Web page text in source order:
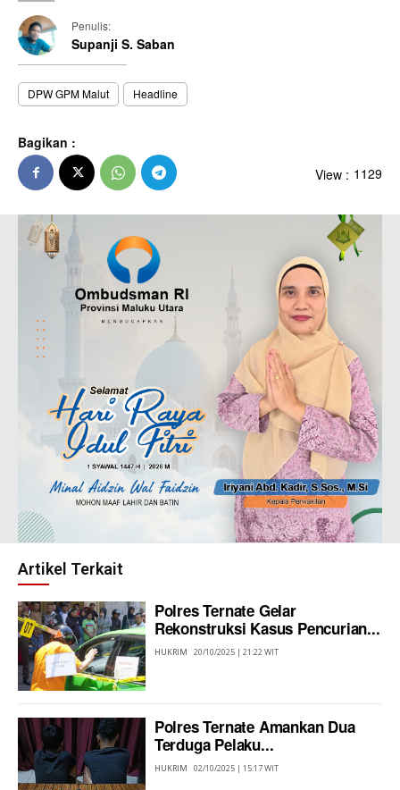
Penulis:
Supanji S. Saban
DPW GPM Malut Headline
Bagikan :
View : 1129
Artikel Terkait
Polres Ternate Gelar
Rekonstruksi Kasus Pencurian...
HUKRIM 20/10/2025 | 21:22 WIT
Polres Ternate Amankan Dua
Terduga Pelaku...
HUKRIM 02/10/2025 | 15:17 WIT